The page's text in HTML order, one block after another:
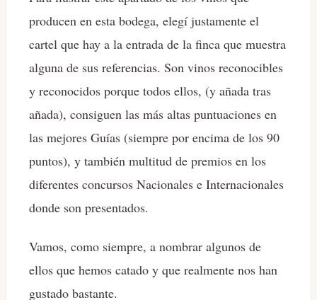
producen en esta bodega, elegí justamente el
cartel que hay a la entrada de la finca que muestra
alguna de sus referencias. Son vinos reconocibles
y reconocidos porque todos ellos, (y añada tras
añada), consiguen las más altas puntuaciones en
las mejores Guías (siempre por encima de los 90
puntos), y también multitud de premios en los
diferentes concursos Nacionales e Internacionales
donde son presentados.
Vamos, como siempre, a nombrar algunos de
ellos que hemos catado y que realmente nos han
gustado bastante.